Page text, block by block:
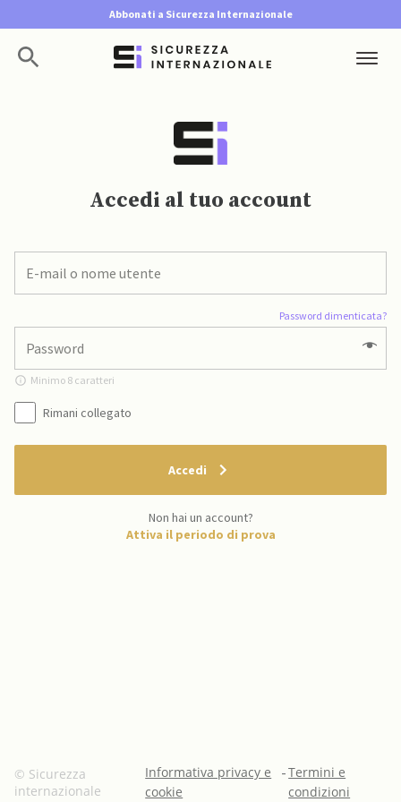
Abbonati a Sicurezza Internazionale
Accedi al tuo account
Password dimenticata?
Minimo 8 caratteri
Rimani collegato
Accedi
Non hai un account?
Attiva il periodo di prova
© Sicurezza
internazionale
Informativa privacy e
cookie
-Termini e
condizioni